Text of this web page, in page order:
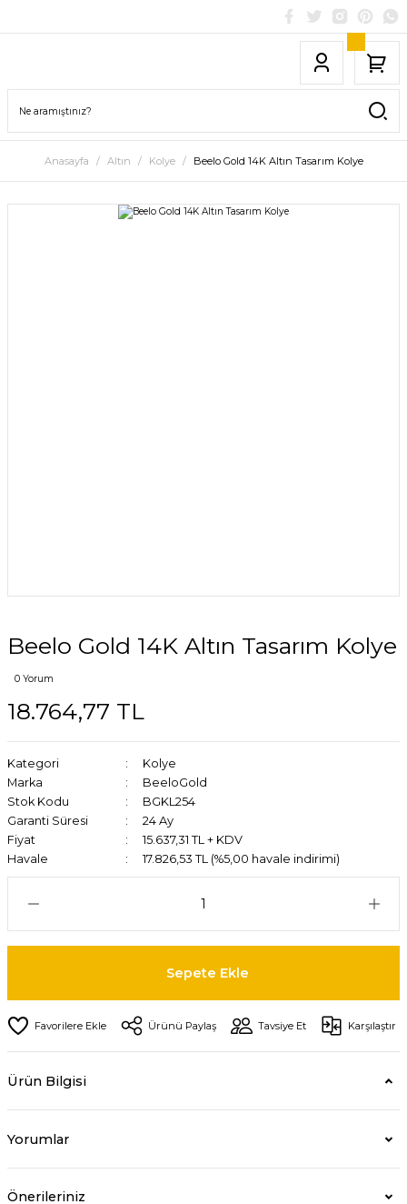
Anasayfa Altın Kolye Beelo Gold 14K Altın Tasarım Kolye
Beelo Gold 14K Altın Tasarım Kolye
0 Yorum
18.764,77 TL
Kategori
Kolye
Marka
BeeloGold
Stok Kodu
BGKL254
Garanti Süresi
24 Ay
Fiyat
15.637,31 TL + KDV
Havale
17.826,53 TL (%5,00 havale indirimi)
Sepete Ekle
Ürünü Paylaş Tavsiye Et Karşılaştır
Ürün Bilgisi
Yorumlar
Önerileriniz